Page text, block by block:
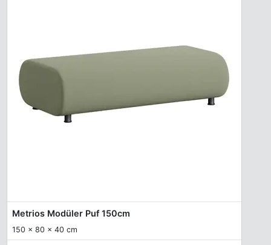
Metrios Modüler Puf 150cm
150 x 80 x 40 cm